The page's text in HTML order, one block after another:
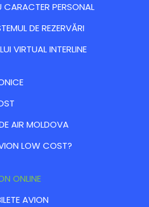
PERSONAL
DE REZERVĂRI
VIRTUAL INTERLINE
AIR MOLDOVA
LOW COST?
ONLINE
AVION